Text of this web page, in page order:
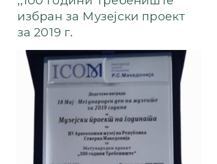
избран за Музејски проект
за 2019 г.